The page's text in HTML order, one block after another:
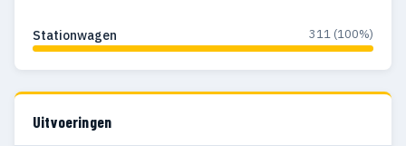
Stationwagen 311 (100%)
Uitvoeringen